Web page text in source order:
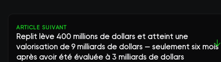
ARTICLE SUIVANT
Replit lève 400 millions de dollars et atteint une
valorisation de 9 milliards de dollars — seulement six mois
après avoir été évaluée à 3 milliards de dollars
↓